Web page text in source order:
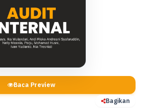
Baca Preview
Bagikan